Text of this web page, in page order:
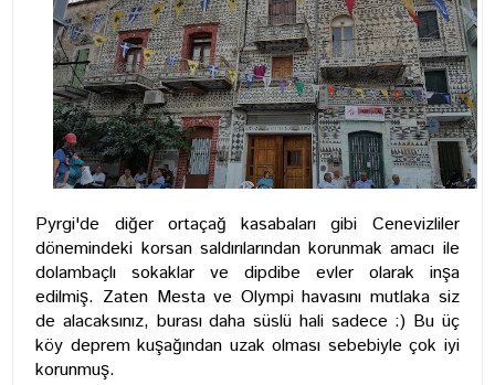
Pyrgi'de diğer ortaçağ kasabaları gibi Cenevizliler
dönemindeki korsan saldırılarından korunmak amacı ile
dolambaçlı sokaklar ve dipdibe evler olarak inşa
edilmiş. Zaten Mesta ve Olympi havasını mutlaka siz
de alacaksınız, burası daha süslü hali sadece :) Bu üç
köy deprem kuşağından uzak olması sebebiyle çok iyi
korunmuş.